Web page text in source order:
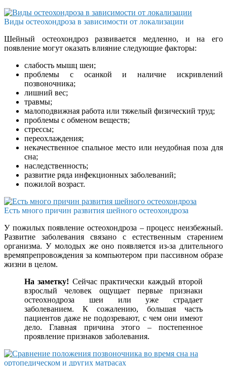
Виды остеохондроза в зависимости от локализации
Шейный остеохондроз развивается медленно, и на его
появление могут оказать влияние следующие факторы:
слабость мышц шеи;
проблемы с осанкой и наличие искривлений
позвоночника;
лишний вес;
травмы;
малоподвижная работа или тяжелый физический труд;
проблемы с обменом веществ;
стрессы;
переохлаждения;
некачественное спальное место или неудобная поза для
сна;
наследственность;
развитие ряда инфекционных заболеваний;
пожилой возраст.
Есть много причин развития шейного остеохондроза
У пожилых появление остеохондроза – процесс неизбежный.
Развитие заболевания связано с естественным старением
организма. У молодых же оно появляется из-за длительного
времяпрепровождения за компьютером при пассивном образе
жизни в целом.
На заметку! Сейчас практически каждый второй
взрослый человек ощущает первые признаки
остеохнодроза шеи или уже страдает
заболеванием. К сожалению, большая часть
пациентов даже не подозревают, с чем они имеют
дело. Главная причина этого – постепенное
проявление признаков заболевания.